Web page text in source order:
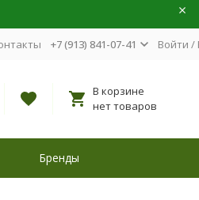
+7 (913) 841-07-41 Войти /
В корзине
нет товаров
Бренды